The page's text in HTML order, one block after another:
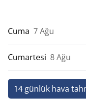
Cuma 7 Ağu
Cumartesi 8 Ağu
14 günlük hava